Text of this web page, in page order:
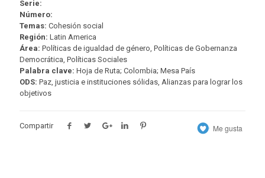
Serie:
Número:
Temas: Cohesión social
Región: Latin America
Área: Políticas de igualdad de género, Políticas de Gobernanza
Democrática, Políticas Sociales
Palabra clave: Hoja de Ruta; Colombia; Mesa País
ODS: Paz, justicia e instituciones sólidas, Alianzas para lograr los
objetivos
Compartir Me gusta